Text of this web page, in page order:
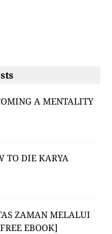
A MENTALITY
TO DIE KARYA
ZAMAN MELALUI
EBOOK]